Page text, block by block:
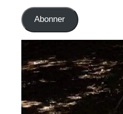
adresse
Abonner